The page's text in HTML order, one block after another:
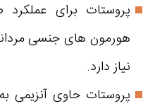
پروستات برای
هورمون های جنسی
نیاز دارد.